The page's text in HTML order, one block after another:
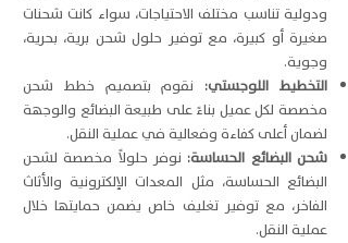
ودولية تناسب مختلف الاحتياجات، سواء كانت شحنات
صغيرة أو كبيرة، مع توفير حلول شحن برية، بحرية،
وجوية.
التخطيط اللوجستي: نقوم بتصميم خطط شحن
مخصصة لكل عميل بناءً على طبيعة البضائع والوجهة
لضمان أعلى كفاءة وفعالية في عملية النقل.
شحن البضائع الحساسة: نوفر حلولاً مخصصة لشحن
البضائع الحساسة، مثل المعدات الإلكترونية والأثاث
الفاخر، مع توفير تغليف خاص يضمن حمايتها خلال
عملية النقل.